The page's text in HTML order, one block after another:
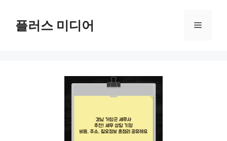
플러스 미디어 메